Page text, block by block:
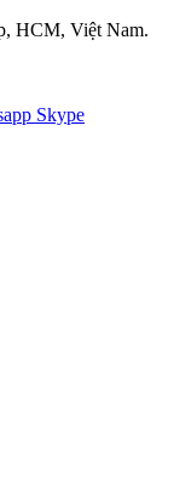
HCM, Việt Nam.
Skype